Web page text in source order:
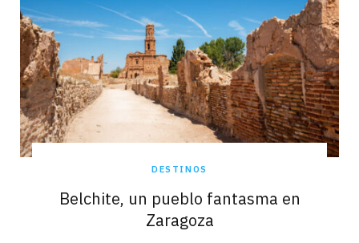
DESTINOS
Belchite, un pueblo fantasma en
Zaragoza